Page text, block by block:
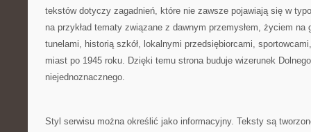
tekstów dotyczy zagadnień, które nie zawsze pojawiają się w
na przykład tematy związane z dawnym przemysłem, życiem na
tunelami, historią szkół, lokalnymi przedsiębiorcami,
miast po 1945 roku. Dzięki temu strona buduje wizerunek
niejednoznacznego.
Styl serwisu można określić jako informacyjny. Teksty są